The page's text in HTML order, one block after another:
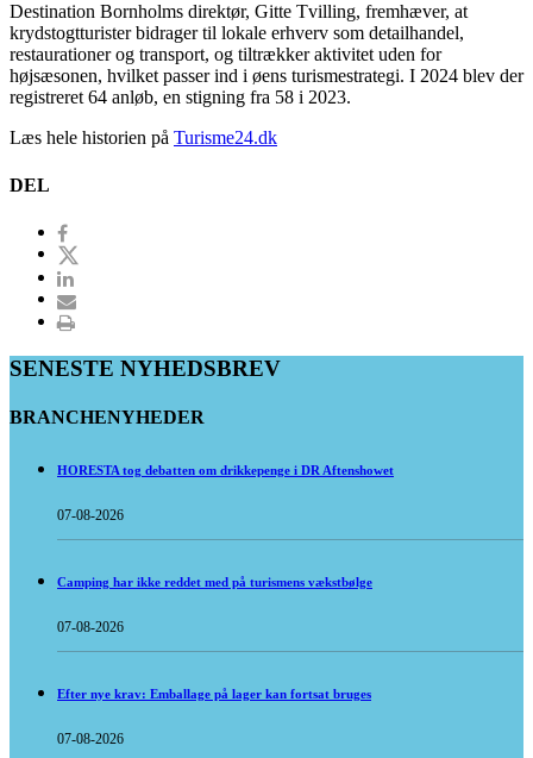
Destination Bornholms direktør, Gitte Tvilling, fremhæver, at
krydstogtturister bidrager til lokale erhverv som detailhandel,
restaurationer og transport, og tiltrækker aktivitet uden for
højsæsonen, hvilket passer ind i øens turismestrategi. I 2024 blev der
registreret 64 anløb, en stigning fra 58 i 2023.
Læs hele historien på Turisme24.dk
DEL
SENESTE NYHEDSBREV
BRANCHENYHEDER
HORESTA tog debatten om drikkepenge i DR Aftenshowet
07-08-2026
Camping har ikke reddet med på turismens vækstbølge
07-08-2026
Efter nye krav: Emballage på lager kan fortsat bruges
07-08-2026